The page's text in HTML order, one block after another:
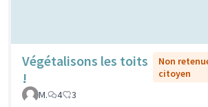
Végétalisons les toits
!
Non
citoyen
M.
4 3